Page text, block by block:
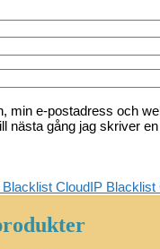
min e-postadress och
nästa gång jag skriver
IP Blacklist